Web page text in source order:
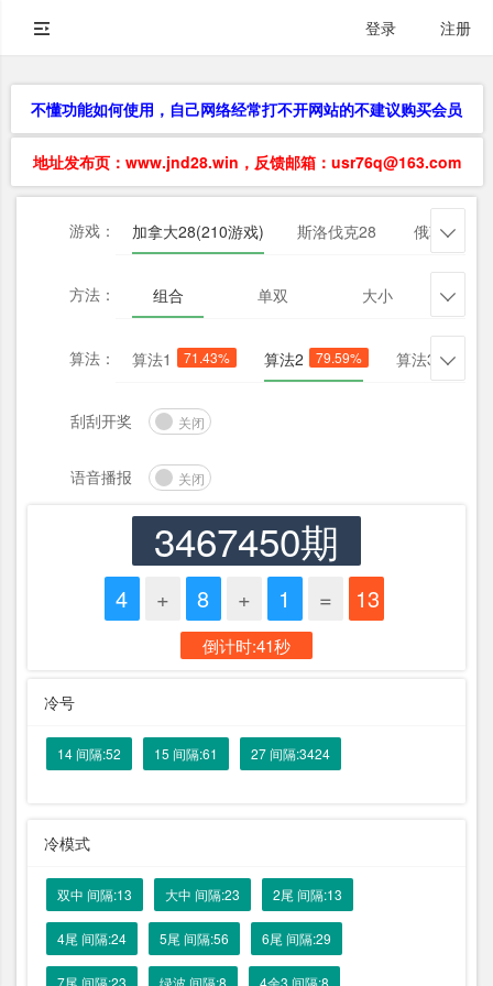
登录 注册
不懂功能如何使用，自己网络经常打不开网站的不建议购买会员
地址发布页：www.jnd28.win，反馈邮箱：usr76q@163.com
游戏： 加拿大28(210游戏) 斯洛伐克28 俄勒冈28

方法： 组合 单双 大小 
算法： 算法1 71.43% 算法2 79.59% 算法3 63.27%

刮刮开奖 关闭
语音播报 关闭
3467450期
4 + 8 + 1 = 13
倒计时:41秒
冷号
14 间隔:52 15 间隔:61 27 间隔:3424
冷模式
双中 间隔:13 大中 间隔:23 2尾 间隔:13
4尾 间隔:24 5尾 间隔:56 6尾 间隔:29
7尾 间隔:23 绿波 间隔:8 4余3 间隔:8